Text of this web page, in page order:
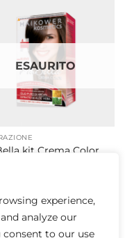
experience,
analyze our
to our use
ESAURITO
kit Crema Color